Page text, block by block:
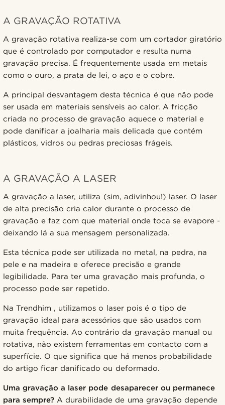
A GRAVAÇÃO ROTATIVA
A gravação rotativa realiza-se com um cortador giratório
que é controlado por computador e resulta numa
gravação precisa. É frequentemente usada em metais
como o ouro, a prata de lei, o aço e o cobre.
A principal desvantagem desta técnica é que não pode
ser usada em materiais sensíveis ao calor. A fricção
criada no processo de gravação aquece o material e
pode danificar a joalharia mais delicada que contém
plásticos, vidros ou pedras preciosas frágeis.
A GRAVAÇÃO A LASER
A gravação a laser, utiliza (sim, adivinhou!) laser. O laser
de alta precisão cria calor durante o processo de
gravação e faz com que material onde toca se evapore -
deixando lá a sua mensagem personalizada.
Esta técnica pode ser utilizada no metal, na pedra, na
pele e na madeira e oferece precisão e grande
legibilidade. Para ter uma gravação mais profunda, o
processo pode ser repetido.
Na Trendhim , utilizamos o laser pois é o tipo de
gravação ideal para acessórios que são usados com
muita frequência. Ao contrário da gravação manual ou
rotativa, não existem ferramentas em contacto com a
superfície. O que significa que há menos probabilidade
do artigo ficar danificado ou deformado.
Uma gravação a laser pode desaparecer ou permanece
para sempre? A durabilidade de uma gravação depende